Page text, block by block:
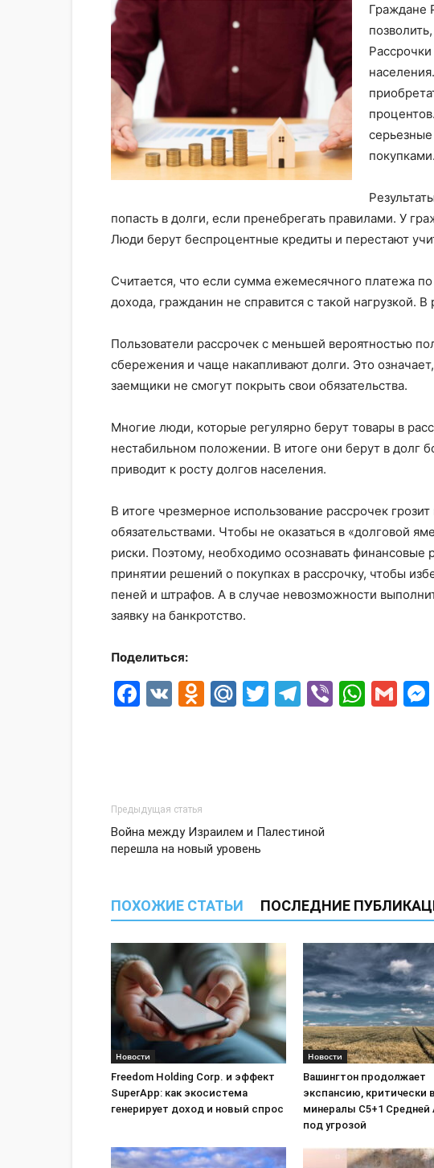
Граждане
покупками.
попасть в долги, если пренебрегать правилами. У
Люди берут беспроцентные кредиты и перестают
Считается, что если сумма ежемесячного платежа
дохода, гражданин не справится с такой нагрузкой.
Пользователи рассрочек с меньшей вероятностью
сбережения и чаще накапливают долги. Это
заемщики не смогут покрыть свои обязательства.
Многие люди, которые регулярно берут товары в
нестабильном положении. В итоге они берут в долг
приводит к росту долгов населения.
В итоге чрезмерное использование рассрочек
обязательствами. Чтобы не оказаться в «долговой
риски. Поэтому, необходимо осознавать
принятии решений о покупках в рассрочку, чтобы
пеней и штрафов. А в случае невозможности
заявку на банкротство.
Поделиться:
Facebook
VK Odnoklassniki
Mail.Ru
Twitter
Telegram
Viber
Предыдущая статья
Война между Израилем и Палестиной
перешла на новый уровень
ПОХОЖИЕ СТАТЬИ ПОСЛЕДНИЕ
Новости
Freedom Holding Corp. и эффект
SuperApp: как экосистема
генерирует доход и новый спрос
Новости
Вашингтон продолжает
экспансию, критически
минералы C5+1 Средней
под угрозой